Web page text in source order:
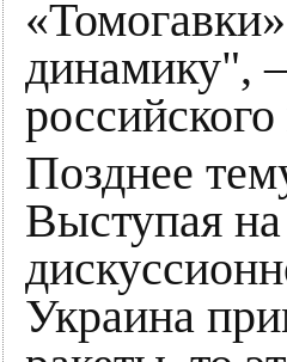
динамику",
российского
Позднее
Выступая
Украина